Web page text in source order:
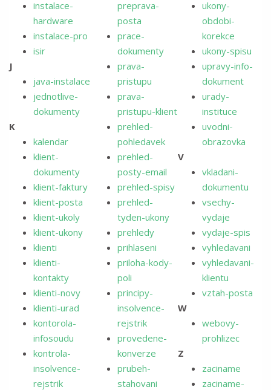
instalace-
hardware
instalace-pro
isir
J
java-instalace
jednotlive-
dokumenty
K
kalendar
klient-
dokumenty
klient-faktury
klient-posta
klient-ukoly
klient-ukony
klienti
klienti-
kontakty
klienti-novy
klienti-urad
kontorola-
infosoudu
kontrola-
insolvence-
rejstrik
preprava-
posta
prace-
dokumenty
prava-
pristupu
prava-
pristupu-klient
prehled-
pohledavek
prehled-
posty-email
prehled-spisy
prehled-
tyden-ukony
prehledy
prihlaseni
priloha-kody-
poli
principy-
insolvence-
rejstrik
provedene-
konverze
prubeh-
stahovani
ukony-
obdobi-
korekce
ukony-spisu
upravy-info-
dokument
urady-
instituce
uvodni-
obrazovka
V
vkladani-
dokumentu
vsechy-
vydaje
vydaje-spis
vyhledavani
vyhledavani-
klientu
vztah-posta
W
webovy-
prohlizec
Z
zaciname
zaciname-